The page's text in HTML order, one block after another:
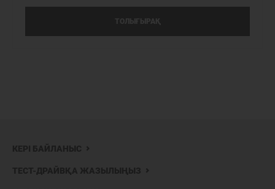
ТОЛЫҒЫРАҚ